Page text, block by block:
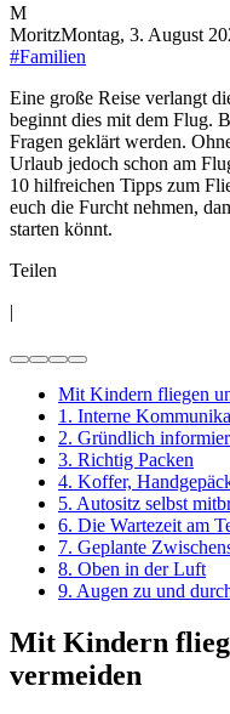
M
MoritzMontag, 3. August
#Familien
Eine große Reise verlangt
beginnt dies mit dem Flug.
Fragen geklärt werden.
Urlaub jedoch schon am
10 hilfreichen Tipps zum
euch die Furcht nehmen,
starten könnt.
Teilen
|
Mit Kindern fliegen
1. Interne
2. Gründlich
3. Richtig Packen
4. Koffer,
5. Autositz selbst
6. Die Wartezeit am
7. Geplante
8. Oben in der Luft
9. Augen zu und
Mit Kindern
vermeiden